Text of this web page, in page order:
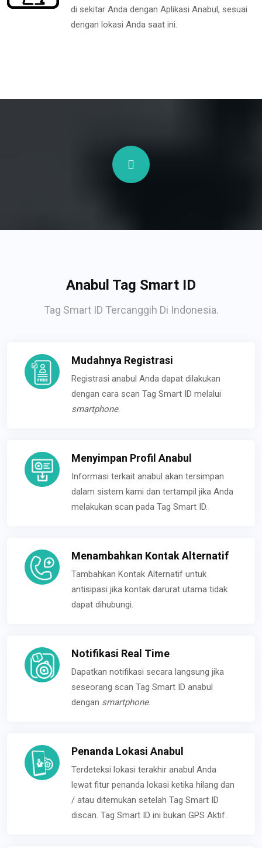
di sekitar Anda dengan Aplikasi Anabul, sesuai
dengan lokasi Anda saat ini.
Anabul Tag Smart ID
Tag Smart ID Tercanggih Di Indonesia.
Mudahnya Registrasi
Registrasi anabul Anda dapat dilakukan
dengan cara scan Tag Smart ID melalui
smartphone.
Menyimpan Profil Anabul
Informasi terkait anabul akan tersimpan
dalam sistem kami dan tertampil jika Anda
melakukan scan pada Tag Smart ID.
Menambahkan Kontak Alternatif
Tambahkan Kontak Alternatif untuk
antisipasi jika kontak darurat utama tidak
dapat dihubungi.
Notifikasi Real Time
Dapatkan notifikasi secara langsung jika
seseorang scan Tag Smart ID anabul
dengan smartphone.
Penanda Lokasi Anabul
Terdeteksi lokasi terakhir anabul Anda
lewat fitur penanda lokasi ketika hilang dan
/ atau ditemukan setelah Tag Smart ID
discan. Tag Smart ID ini bukan GPS Aktif.